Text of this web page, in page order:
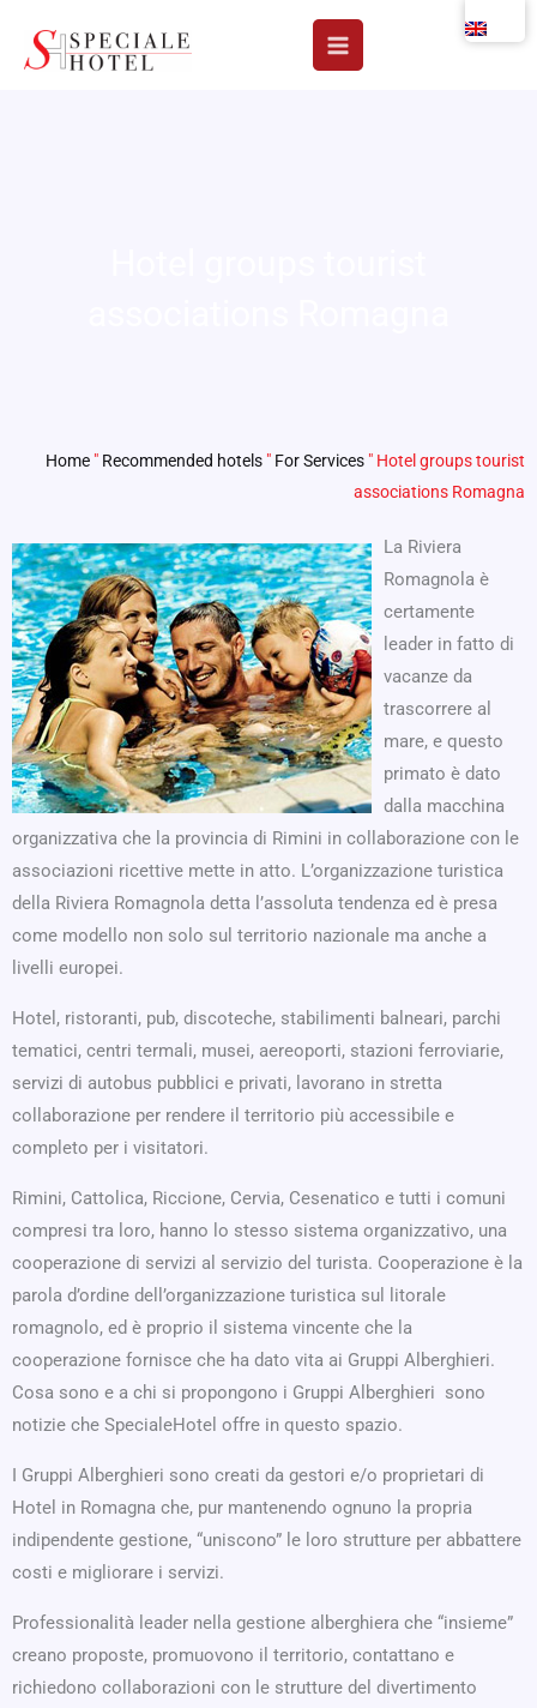
Home " Recommended hotels " For Services " Hotel groups tourist
associations Romagna
La Riviera
Romagnola è
certamente
leader in fatto di
vacanze da
trascorrere al
mare, e questo
primato è dato
dalla macchina
organizzativa che la provincia di Rimini in collaborazione con le
associazioni ricettive mette in atto. L’organizzazione turistica
della Riviera Romagnola detta l’assoluta tendenza ed è presa
come modello non solo sul territorio nazionale ma anche a
livelli europei.
Hotel, ristoranti, pub, discoteche, stabilimenti balneari, parchi
tematici, centri termali, musei, aereoporti, stazioni ferroviarie,
servizi di autobus pubblici e privati, lavorano in stretta
collaborazione per rendere il territorio più accessibile e
completo per i visitatori.
Rimini, Cattolica, Riccione, Cervia, Cesenatico e tutti i comuni
compresi tra loro, hanno lo stesso sistema organizzativo, una
cooperazione di servizi al servizio del turista. Cooperazione è la
parola d’ordine dell’organizzazione turistica sul litorale
romagnolo, ed è proprio il sistema vincente che la
cooperazione fornisce che ha dato vita ai Gruppi Alberghieri.
Cosa sono e a chi si propongono i Gruppi Alberghieri sono
notizie che SpecialeHotel offre in questo spazio.
I Gruppi Alberghieri sono creati da gestori e/o proprietari di
Hotel in Romagna che, pur mantenendo ognuno la propria
indipendente gestione, “uniscono” le loro strutture per abbattere
costi e migliorare i servizi.
Professionalità leader nella gestione alberghiera che “insieme”
creano proposte, promuovono il territorio, contattano e
richiedono collaborazioni con le strutture del divertimento